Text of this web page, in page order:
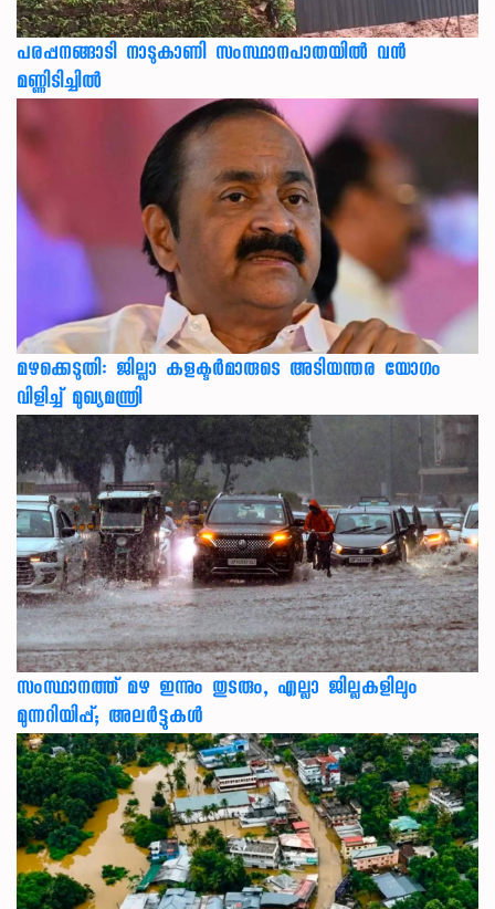
പരപ്പനങ്ങാടി നാടുകാണി സംസ്ഥാനപാതയില്‍ വന്‍
മണ്ണിടിച്ചില്‍
മഴക്കെടുതി: ജില്ലാ കളക്ടർമാരുടെ അടിയന്തര യോഗം
വിളിച്ച് മുഖ്യമന്ത്രി
സംസ്ഥാനത്ത് മഴ ഇന്നും തുടരും, എല്ലാ ജില്ലകളിലും
മുന്നറിയിപ്പ്; അലർട്ടുകൾ